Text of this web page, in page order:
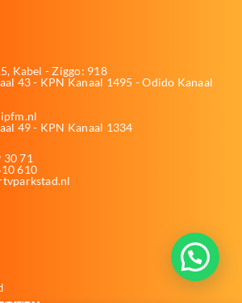
Kabel - Ziggo: 918
43 - KPN Kanaal 1495 - Odido Kanaal
49 - KPN Kanaal 1334
30 71
610